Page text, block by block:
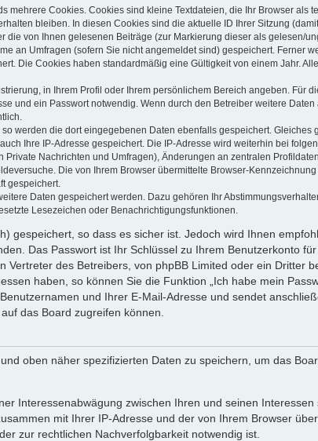
mehrere Cookies. Cookies sind kleine Textdateien, die Ihr Browser als
bleiben. In diesen Cookies sind die aktuelle ID Ihrer Sitzung
die von Ihnen gelesenen Beiträge (zur Markierung dieser als gelesen/
an Umfragen (sofern Sie nicht angemeldet sind) gespeichert. Ferner
Die Cookies haben standardmäßig eine Gültigkeit von einem Jahr.
in Ihrem Profil oder Ihrem persönlichem Bereich angeben. Für
und ein Passwort notwendig. Wenn durch den Betreiber weitere Daten
werden die dort eingegebenen Daten ebenfalls gespeichert. Gleiches
Ihre IP-Adresse gespeichert. Die IP-Adresse wird weiterhin bei
Nachrichten und Umfragen), Änderungen an zentralen
Die von Ihrem Browser übermittelte Browser-
gespeichert.
Daten gespeichert werden. Dazu gehören Ihr
Lesezeichen oder Benachrichtigungsfunktionen.
gespeichert, so dass es sicher ist. Jedoch wird Ihnen
Das Passwort ist Ihr Schlüssel zu Ihrem Benutzerkonto
Vertreter des Betreibers, von phpBB Limited oder ein Dritter
haben, so können Sie die Funktion „Ich habe mein
und Ihrer E-Mail-Adresse und sendet
das Board zugreifen können.
oben näher spezifizierten Daten zu speichern, um das
Interessenabwägung zwischen Ihren und seinen Interessen
mit Ihrer IP-Adresse und der von Ihrem Browser
zur rechtlichen Nachverfolgbarkeit notwendig ist.